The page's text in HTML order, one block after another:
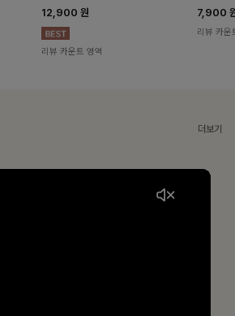
12,900 원
리뷰 카운트 영역
7,900
리뷰 카운
더보기